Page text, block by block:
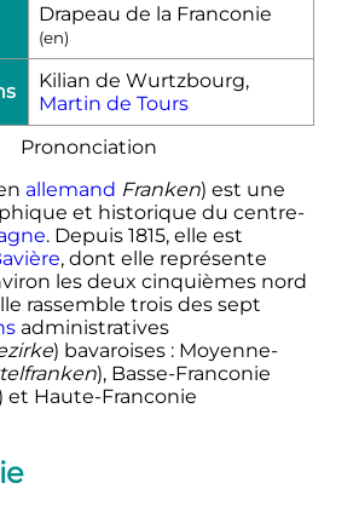
Drapeau de la Franconie
(en)
Kilian de Wurtzbourg,
Martin de Tours
Prononciation
allemand Franken) est une
et historique du centre-
. Depuis 1815, elle est
, dont elle représente
les deux cinquièmes nord
rassemble trois des sept
administratives
) bavaroises : Moyenne-
), Basse-Franconie
et Haute-Franconie